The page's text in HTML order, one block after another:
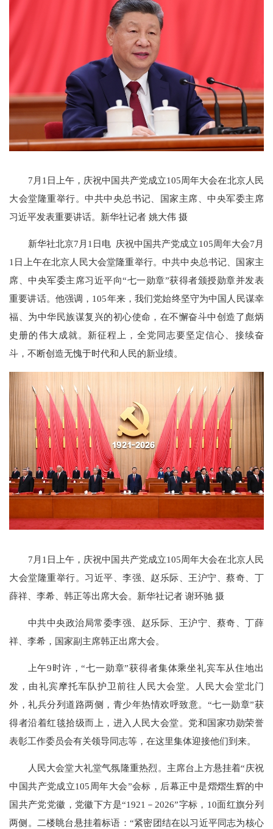
7月1日上午，庆祝中国共产党成立105周年大会在北京人民
大会堂隆重举行。中共中央总书记、国家主席、中央军委主席
习近平发表重要讲话。新华社记者 姚大伟 摄
新华社北京7月1日电 庆祝中国共产党成立105周年大会7月
1日上午在北京人民大会堂隆重举行。中共中央总书记、国家主
席、中央军委主席习近平向“七一勋章”获得者颁授勋章并发表
重要讲话。他强调，105年来，我们党始终坚守为中国人民谋幸
福、为中华民族谋复兴的初心使命，在不懈奋斗中创造了彪炳
史册的伟大成就。新征程上，全党同志要坚定信心、接续奋
斗，不断创造无愧于时代和人民的新业绩。
7月1日上午，庆祝中国共产党成立105周年大会在北京人民
大会堂隆重举行。习近平、李强、赵乐际、王沪宁、蔡奇、丁
薛祥、李希、韩正等出席大会。新华社记者 谢环驰 摄
中共中央政治局常委李强、赵乐际、王沪宁、蔡奇、丁薛
祥、李希，国家副主席韩正出席大会。
上午9时许，“七一勋章”获得者集体乘坐礼宾车从住地出
发，由礼宾摩托车队护卫前往人民大会堂。人民大会堂北门
外，礼兵分列道路两侧，青少年热情欢呼致意。“七一勋章”获
得者沿着红毯拾级而上，进入人民大会堂。党和国家功勋荣誉
表彰工作委员会有关领导同志等，在这里集体迎接他们到来。
人民大会堂大礼堂气氛隆重热烈。主席台上方悬挂着“庆祝
中国共产党成立105周年大会”会标，后幕正中是熠熠生辉的中
国共产党党徽，党徽下方是“1921－2026”字标，10面红旗分列
两侧。二楼眺台悬挂着标语：“紧密团结在以习近平同志为核心